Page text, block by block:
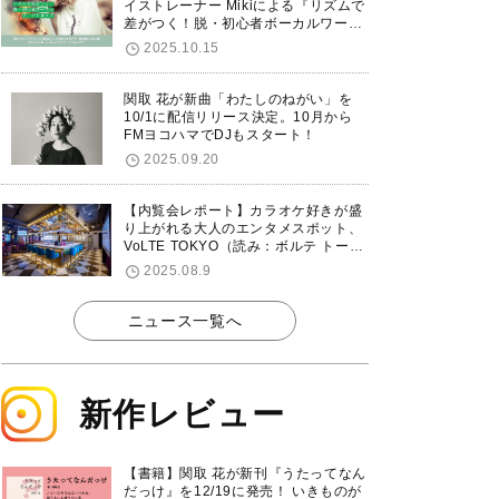
イストレーナー Mikiによる『リズムで
差がつく！脱・初心者ボーカルワーク
ショップ』が12/7に渋谷で開催！
2025.10.15
関取 花が新曲「わたしのねがい」を
10/1に配信リリース決定。10月から
FMヨコハマでDJもスタート！
2025.09.20
【内覧会レポート】カラオケ好きが盛
り上がれる大人のエンタメスポット、
VoLTE TOKYO（読み：ボルテ トーキ
ョー）が東京・品川に8/8グランドオ
ープン！
2025.08.9
ニュース一覧へ
新作レビュー
【書籍】関取 花が新刊『うたってなん
だっけ』を12/19に発売！ いきものが